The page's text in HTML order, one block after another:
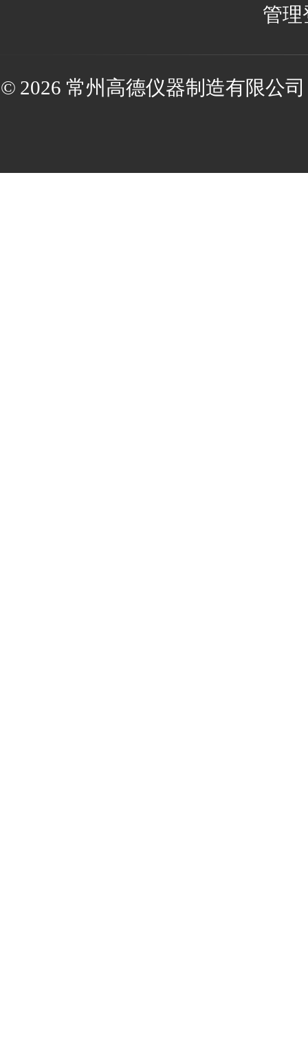
管理
© 2026 常州高德仪器制造有限公